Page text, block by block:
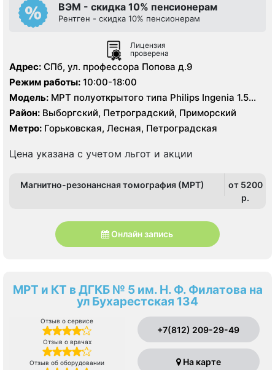
ВЭМ - скидка 10% пенсионерам
Рентген - скидка 10% пенсионерам
Лицензия
проверена
Адрес: СПб, ул. профессора Попова д.9
Режим работы: 10:00-18:00
Модель: МРТ полуоткрытого типа Philips Ingenia 1.5
Тесла, КТ Philips Ingenuity 128 срезов
Район: Выборгский, Петроградский, Приморский
Метро: Горьковская, Лесная, Петроградская
Цена указана с учетом льгот и акции
Магнитно-резонансная томография (МРТ)
от 5200
p.
Онлайн запись
МРТ и КТ в ДГКБ № 5 им. Н. Ф. Филатова на
ул Бухарестская 134
Отзыв о сервисе
Отзыв о врачах
Отзыв об оборудовании
+7(812) 209-29-49
На карте